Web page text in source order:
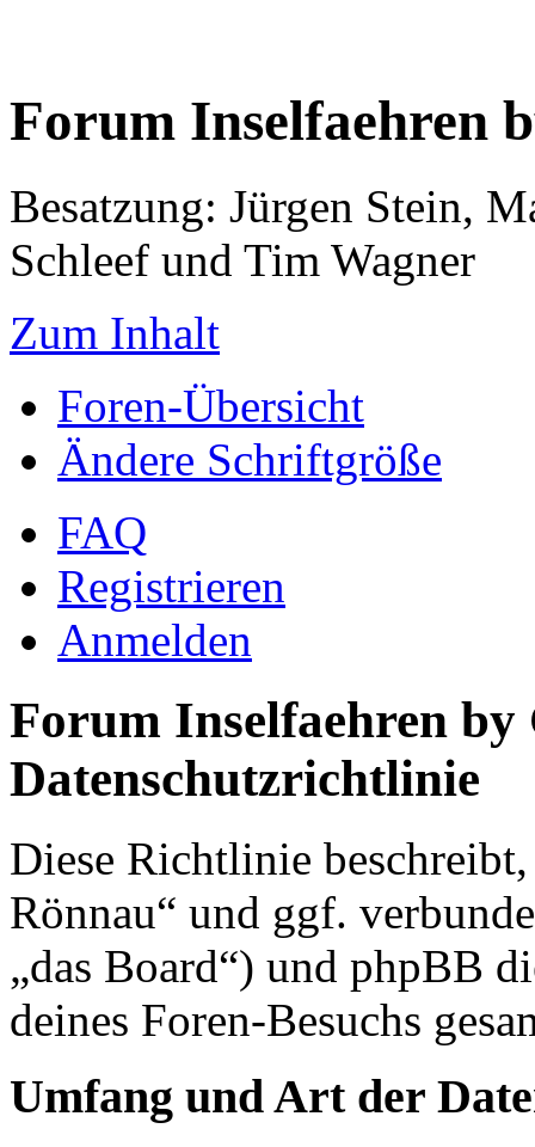
Forum Inselfaehren
Besatzung: Jürgen Stein,
Schleef und Tim Wagner
Zum Inhalt
Foren-Übersicht
Ändere Schriftgröße
FAQ
Registrieren
Anmelden
Forum Inselfaehren by
Datenschutzrichtlinie
Diese Richtlinie
Rönnau“ und ggf.
„das Board“) und phpBB
deines Foren-Besuchs
Umfang und Art der